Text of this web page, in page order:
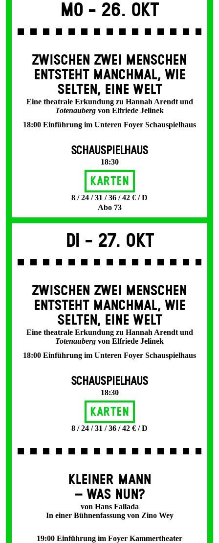
Mo - 26. Okt
ZWISCHEN ZWEI MENSCHEN
ENT­STEHT MANCH­MAL, WIE
SELTEN, EINE WELT
Eine theatrale Erkundung zu Hannah Arendt und
Totenauberg von Elfriede Jelinek
18:00 Einführung im Unteren Foyer Schauspielhaus
SCHAUSPIELHAUS
18:30
Karten
8 / 24 / 31 / 36 / 42 € / D
Abo 73
Di - 27. Okt
ZWISCHEN ZWEI MENSCHEN
ENT­STEHT MANCH­MAL, WIE
SELTEN, EINE WELT
Eine theatrale Erkundung zu Hannah Arendt und
Totenauberg von Elfriede Jelinek
18:00 Einführung im Unteren Foyer Schauspielhaus
SCHAUSPIELHAUS
18:30
Karten
8 / 24 / 31 / 36 / 42 € / D
KLEINER MANN
– WAS NUN?
von Hans Fallada
In einer Bühnenfassung von Zino Wey
19:00 Einführung im Foyer Kammertheater